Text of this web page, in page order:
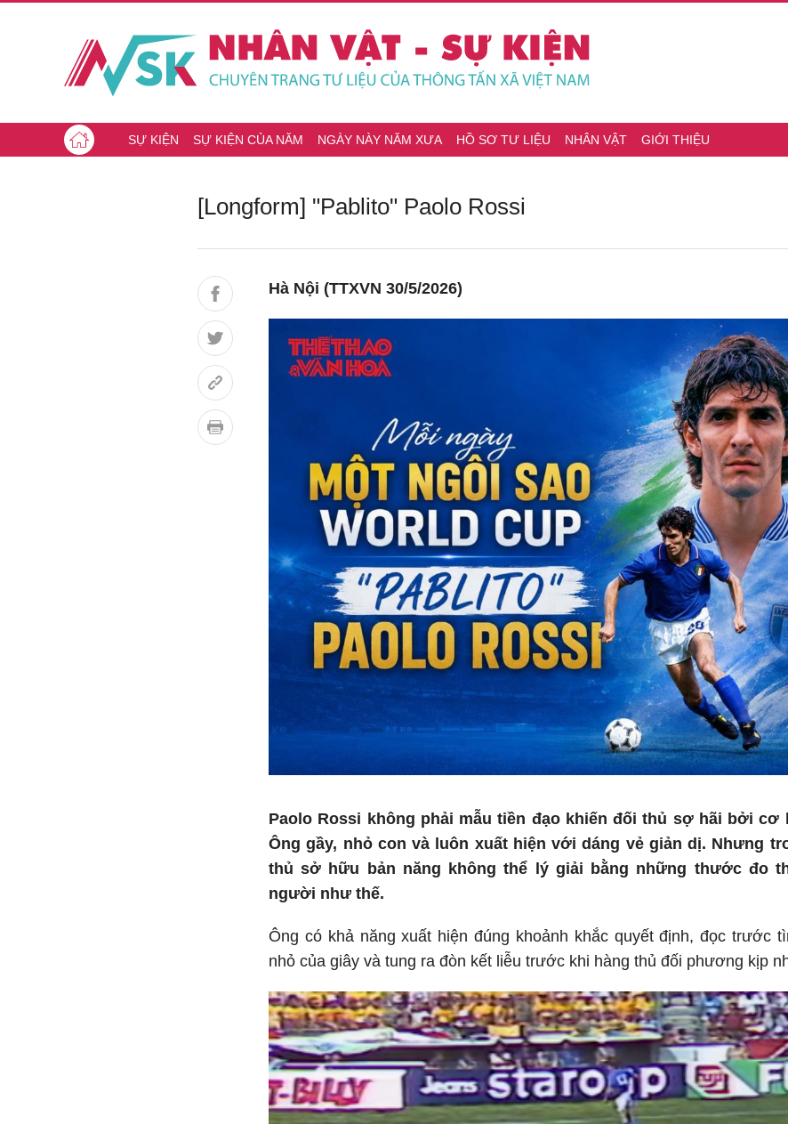
SỰ KIỆN SỰ KIỆN CỦA NĂM NGÀY NÀY NĂM XƯA HỒ SƠ TƯ LIỆU NHÂN VẬT GIỚI THIỆU
[Longform] "Pablito" Paolo Rossi
Hà Nội (TTXVN 30/5/2026)
Paolo Rossi không phải mẫu tiền đạo khiến đối thủ sợ hãi bởi cơ
Ông gầy, nhỏ con và luôn xuất hiện với dáng vẻ giản dị. Nhưng
thủ sở hữu bản năng không thể lý giải bằng những thước đo
người như thế.
Ông có khả năng xuất hiện đúng khoảnh khắc quyết định, đọc trước
nhỏ của giây và tung ra đòn kết liễu trước khi hàng thủ đối phương kịp